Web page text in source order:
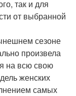
так и для
от выбранной
сезоне
произвела
на всю свою
женских
самых